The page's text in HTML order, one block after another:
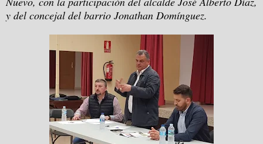
y del concejal del barrio Jonathan Domínguez.